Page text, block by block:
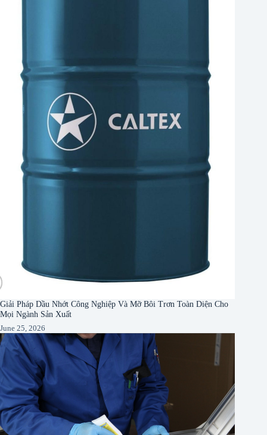
Giải Pháp Dầu Nhớt Công Nghiệp Và Mỡ Bôi Trơn Toàn Diện Cho
Mọi Ngành Sản Xuất
June 25, 2026